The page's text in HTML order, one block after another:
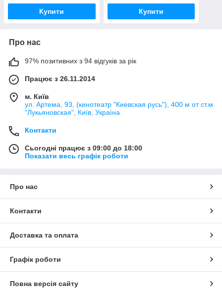
Купити Купити
Про нас
97% позитивних з 94 відгуків за рік
Працює з 26.11.2014
м. Київ
ул. Артема, 93, (кинотеатр "Киевская русь"), 400 м от ст.м
"Лукьяновская", Київ, Україна
Контакти
Сьогодні працює з 09:00 до 18:00
Показати весь графік роботи
Про нас
Контакти
Доставка та оплата
Графік роботи
Повна версія сайту